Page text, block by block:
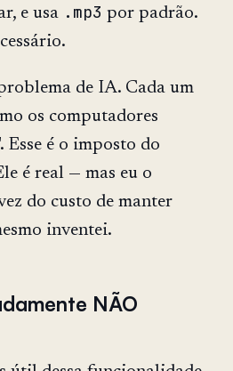
e usa .mp3 por padrão.
de IA. Cada um
os computadores
Esse é o imposto do
é real — mas eu o
do custo de manter
inventei.
NÃO